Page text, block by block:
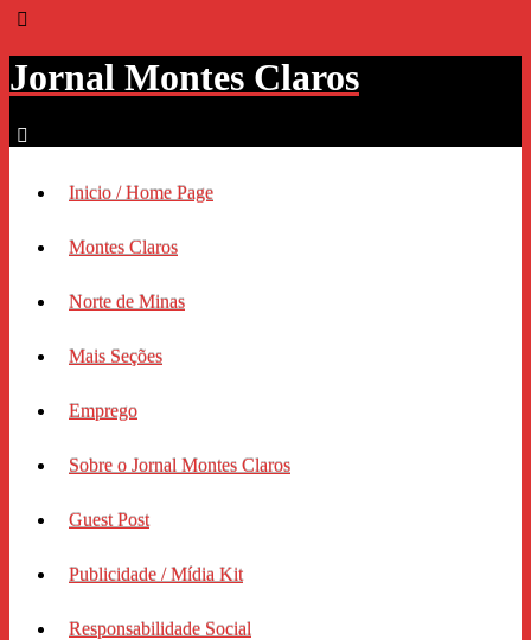
Jornal Montes Claros
Inicio / Home Page
Montes Claros
Norte de Minas
Mais Seções
Emprego
Sobre o Jornal Montes Claros
Guest Post
Publicidade / Mídia Kit
Responsabilidade Social